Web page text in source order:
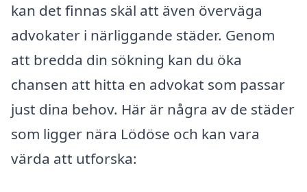
kan det finnas skäl att även överväga
advokater i närliggande städer. Genom
att bredda din sökning kan du öka
chansen att hitta en advokat som passar
just dina behov. Här är några av de städer
som ligger nära Lödöse och kan vara
värda att utforska: